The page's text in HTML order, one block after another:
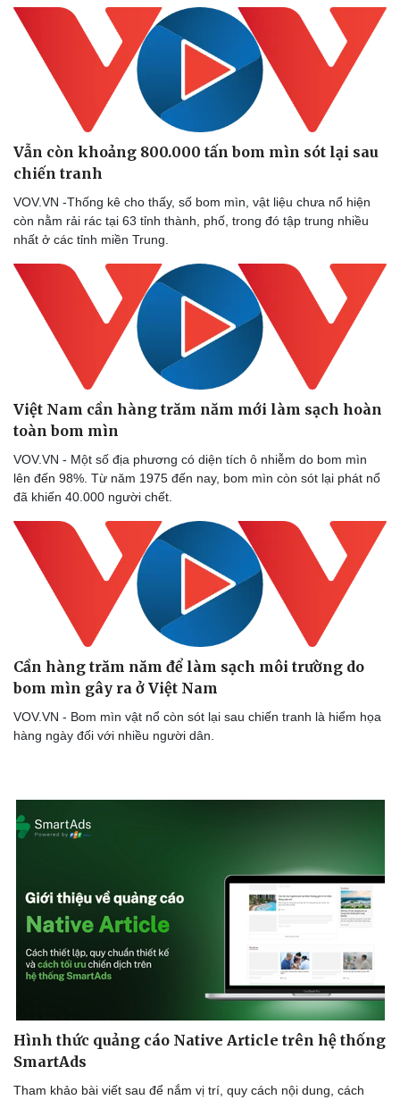
Nam khoa
Làm đẹp - giảm cân
Đời sống
Vẫn còn khoảng 800.000 tấn bom mìn sót lại sau
chiến tranh
VOV.VN -Thống kê cho thấy, số bom mìn, vật liệu chưa nổ hiện
còn nằm rải rác tại 63 tỉnh thành, phố, trong đó tập trung nhiều
nhất ở các tỉnh miền Trung.
Việt Nam cần hàng trăm năm mới làm sạch hoàn
toàn bom mìn
VOV.VN - Một số địa phương có diện tích ô nhiễm do bom mìn
lên đến 98%. Từ năm 1975 đến nay, bom mìn còn sót lại phát nổ
đã khiến 40.000 người chết.
Cần hàng trăm năm để làm sạch môi trường do
bom mìn gây ra ở Việt Nam
VOV.VN - Bom mìn vật nổ còn sót lại sau chiến tranh là hiểm họa
hàng ngày đối với nhiều người dân.
Hình thức quảng cáo Native Article trên hệ thống
SmartAds
Tham khảo bài viết sau để nắm vị trí, quy cách nội dung, cách